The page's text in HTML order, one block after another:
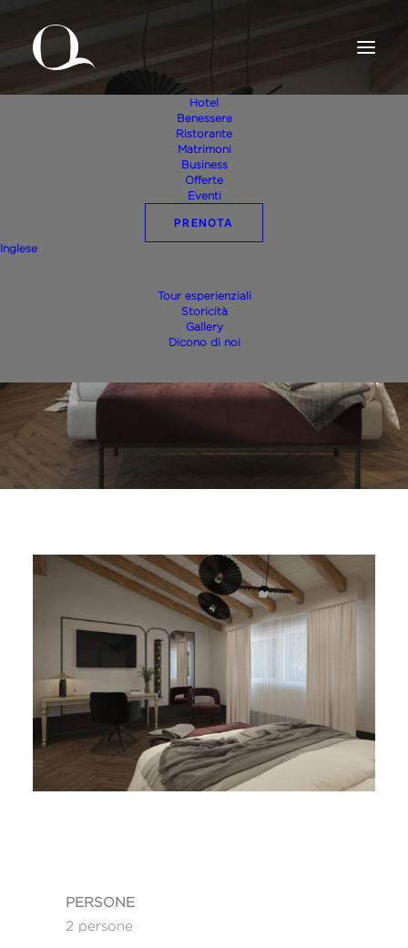
Hotel
Benessere
Ristorante
Matrimoni
Business
Offerte
Eventi
PRENOTA
Inglese
Tour esperienziali
Storicità
Gallery
Dicono di noi
PERSONE
2 persone